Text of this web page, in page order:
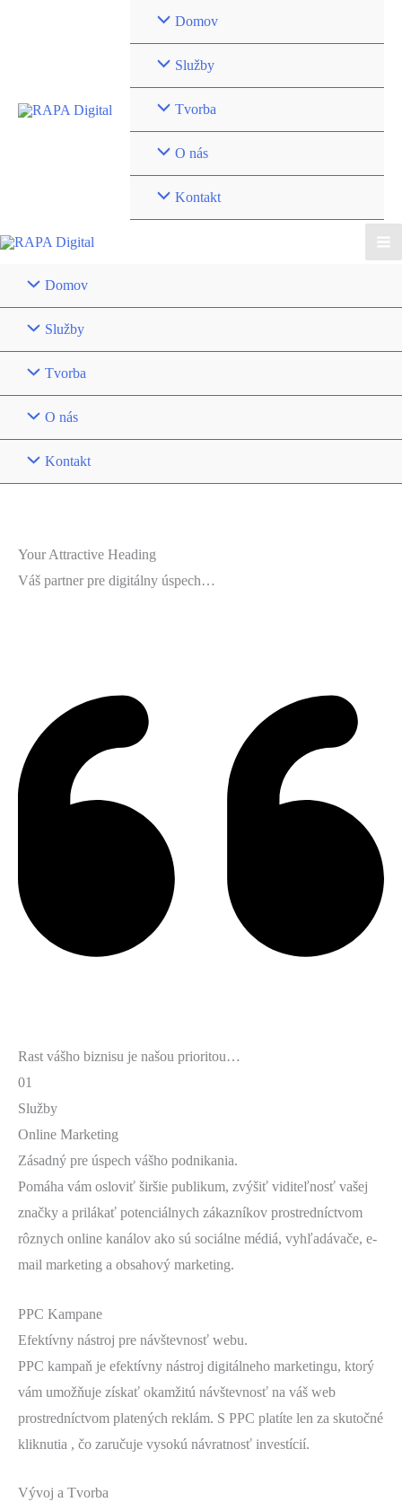
Domov
Služby
Tvorba
O nás
Kontakt
Domov
Služby
Tvorba
O nás
Kontakt
Your Attractive Heading
Váš partner pre digitálny úspech…
Rast vášho biznisu je našou prioritou…
01
Služby
Online Marketing
Zásadný pre úspech vášho podnikania.
Pomáha vám osloviť širšie publikum, zvýšiť viditeľnosť vašej
značky a prilákať potenciálnych zákazníkov prostredníctvom
rôznych online kanálov ako sú sociálne médiá, vyhľadávače, e-
mail marketing a obsahový marketing.
PPC Kampane
Efektívny nástroj pre návštevnosť webu.
PPC kampaň je efektívny nástroj digitálneho marketingu, ktorý
vám umožňuje získať okamžitú návštevnosť na váš web
prostredníctvom platených reklám. S PPC platíte len za skutočné
kliknutia , čo zaručuje vysokú návratnosť investícií.
Vývoj a Tvorba